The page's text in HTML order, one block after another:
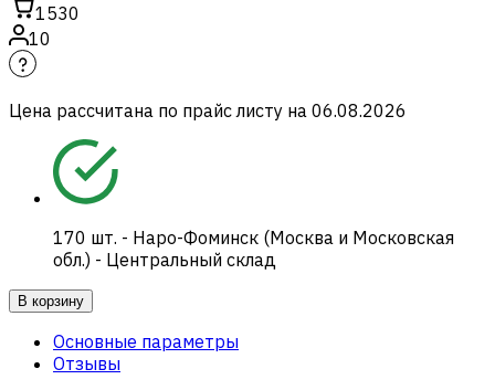
1530
10
Цена рассчитана по прайс листу на 06.08.2026
170 шт. - Наро-Фоминск (Москва и Московская
обл.) - Центральный склад
В корзину
Основные параметры
Отзывы